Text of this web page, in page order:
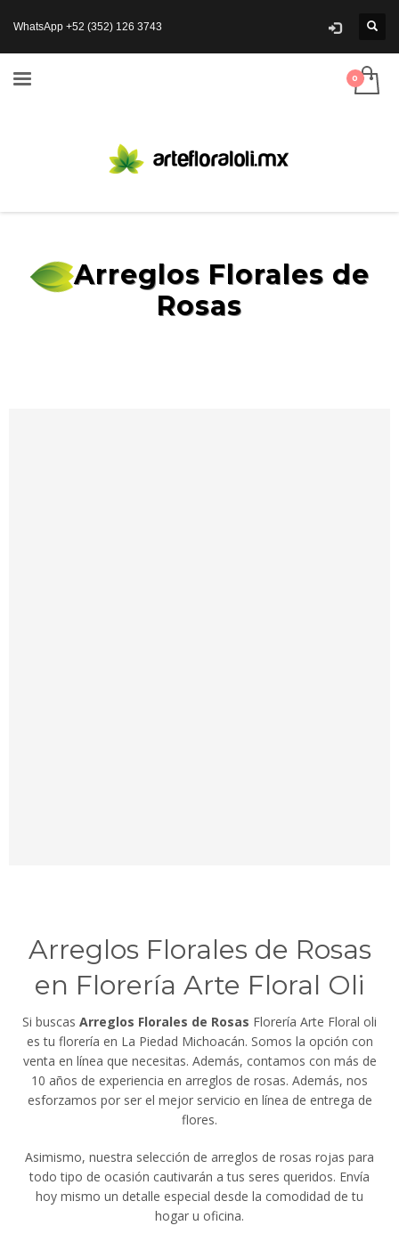
WhatsApp +52 (352) 126 3743
Arreglos Florales de
Rosas
Arreglos Florales de Rosas
en Florería Arte Floral Oli
Si buscas Arreglos Florales de Rosas Florería Arte Floral oli
es tu florería en La Piedad Michoacán. Somos la opción con
venta en línea que necesitas. Además, contamos con más de
10 años de experiencia en arreglos de rosas. Además, nos
esforzamos por ser el mejor servicio en línea de entrega de
flores.
Asimismo, nuestra selección de arreglos de rosas rojas para
todo tipo de ocasión cautivarán a tus seres queridos. Envía
hoy mismo un detalle especial desde la comodidad de tu
hogar u oficina.